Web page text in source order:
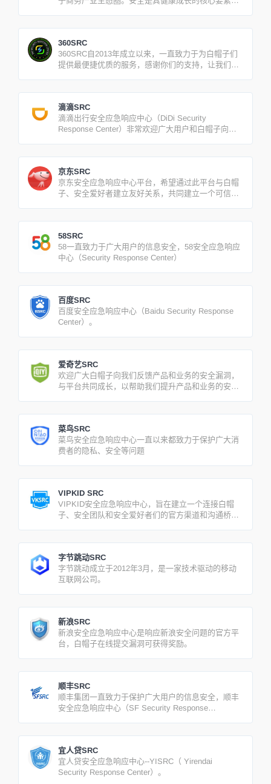
360SRC
360SRC自2013年成立以来，一直致力于为白帽子们
提供最便捷优质的服务，感谢你们的支持，让我们携
滴滴SRC
滴滴出行安全应急响应中心（DiDi Security
Response Center）非常欢迎广大用户和白帽子向我
京东SRC
京东安全应急响应中心平台，希望通过此平台与白帽
子、安全爱好者建立友好关系，共同建立一个可信
58SRC
58一直致力于广大用户的信息安全，58安全应急响应
中心（Security Response Center）
百度SRC
百度安全应急响应中心（Baidu Security Response
Center）。
爱奇艺SRC
欢迎广大白帽子向我们反馈产品和业务的安全漏洞，
与平台共同成长，以帮助我们提升产品和业务的安全
菜鸟SRC
菜鸟安全应急响应中心一直以来都致力于保护广大消
费者的隐私、安全等问题
VIPKID SRC
VIPKID安全应急响应中心，旨在建立一个连接白帽
子、安全团队和安全爱好者们的官方渠道和沟通桥
字节跳动SRC
字节跳动成立于2012年3月，是一家技术驱动的移动
互联网公司。
新浪SRC
新浪安全应急响应中心是响应新浪安全问题的官方平
台，白帽子在线提交漏洞可获得奖励。
顺丰SRC
顺丰集团一直致力于保护广大用户的信息安全，顺丰
安全应急响应中心（SF Security Response
宜人贷SRC
宜人贷安全应急响应中心--YISRC（ Yirendai
Security Response Center）。